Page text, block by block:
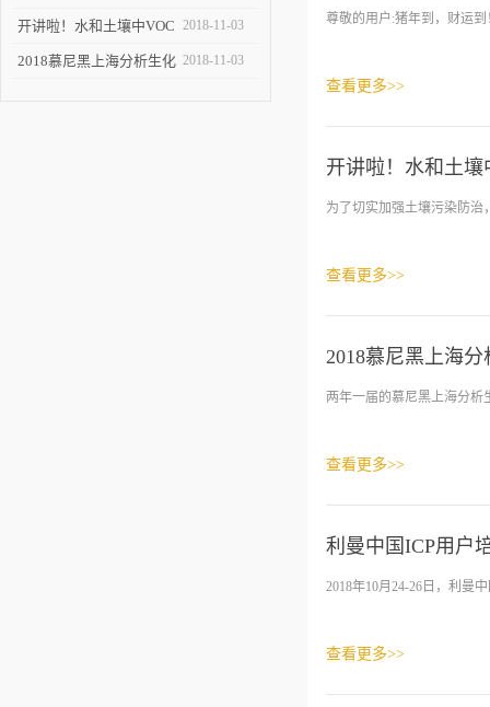
意度有奖调查
开讲啦！水和土壤中VOC
前处理技术——利曼中国
2018-11-03
2018慕尼黑上海分析生化 2018-11-03
尊敬的用户:猪年到，财运
查看更多>>
开讲啦！水和土
为了切实加强土壤污染防治
查看更多>>
2018慕尼黑上海
两年一届的慕尼黑上海分析
查看更多>>
利曼中国ICP用户
2018年10月24-26日，利曼
查看更多>>